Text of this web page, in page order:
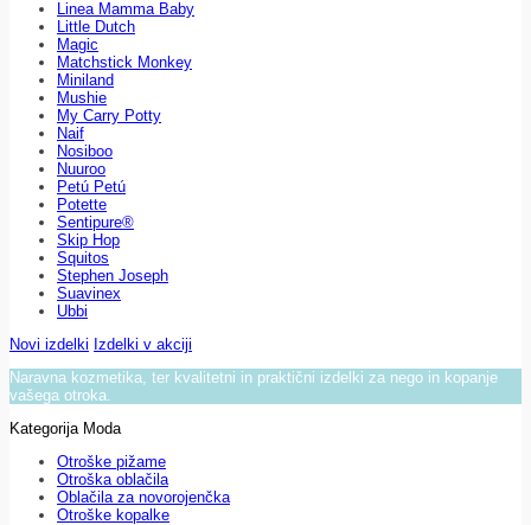
Linea Mamma Baby
Little Dutch
Magic
Matchstick Monkey
Miniland
Mushie
My Carry Potty
Naif
Nosiboo
Nuuroo
Petú Petú
Potette
Sentipure®
Skip Hop
Squitos
Stephen Joseph
Suavinex
Ubbi
Novi izdelki Izdelki v akciji
Naravna kozmetika, ter kvalitetni in praktični izdelki za nego in kopanje
vašega otroka.
Kategorija Moda
Otroške pižame
Otroška oblačila
Oblačila za novorojenčka
Otroške kopalke